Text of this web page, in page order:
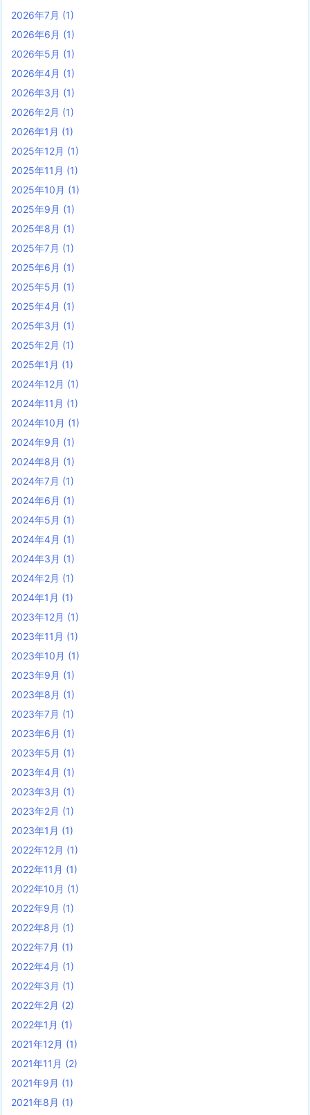
2026年7月 (1)
2026年6月 (1)
2026年5月 (1)
2026年4月 (1)
2026年3月 (1)
2026年2月 (1)
2026年1月 (1)
2025年12月 (1)
2025年11月 (1)
2025年10月 (1)
2025年9月 (1)
2025年8月 (1)
2025年7月 (1)
2025年6月 (1)
2025年5月 (1)
2025年4月 (1)
2025年3月 (1)
2025年2月 (1)
2025年1月 (1)
2024年12月 (1)
2024年11月 (1)
2024年10月 (1)
2024年9月 (1)
2024年8月 (1)
2024年7月 (1)
2024年6月 (1)
2024年5月 (1)
2024年4月 (1)
2024年3月 (1)
2024年2月 (1)
2024年1月 (1)
2023年12月 (1)
2023年11月 (1)
2023年10月 (1)
2023年9月 (1)
2023年8月 (1)
2023年7月 (1)
2023年6月 (1)
2023年5月 (1)
2023年4月 (1)
2023年3月 (1)
2023年2月 (1)
2023年1月 (1)
2022年12月 (1)
2022年11月 (1)
2022年10月 (1)
2022年9月 (1)
2022年8月 (1)
2022年7月 (1)
2022年4月 (1)
2022年3月 (1)
2022年2月 (2)
2022年1月 (1)
2021年12月 (1)
2021年11月 (2)
2021年9月 (1)
2021年8月 (1)